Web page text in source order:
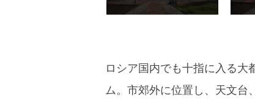
ロシア国内でも十指に入る
ム。市郊外に位置し、天文